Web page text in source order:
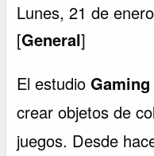
Lunes, 21 de
[General]
El estudio
crear objetos de
juegos. Desde